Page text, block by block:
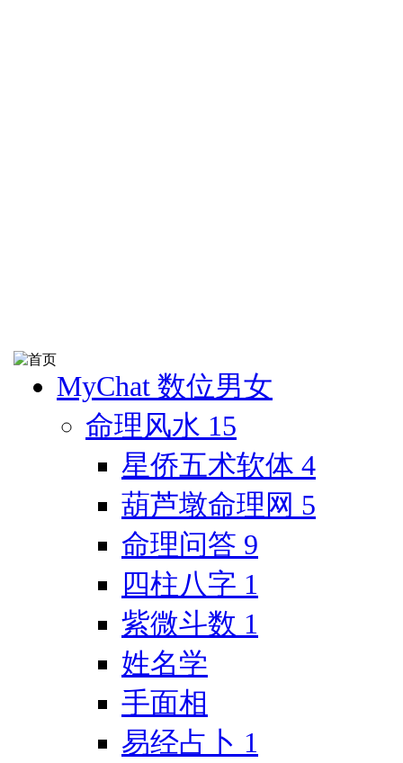
MyChat 数位男女
命理风水 15
星侨五术软体 4
葫芦墩命理网 5
命理问答 9
四柱八字 1
紫微斗数 1
姓名学
手面相
易经占卜 1